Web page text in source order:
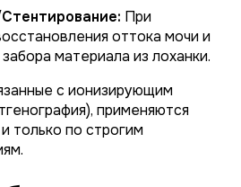
При
оттока мочи и
материала из лоханки.
с ионизирующим
применяются
только по строгим